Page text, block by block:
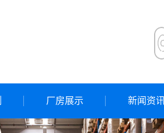
厂房展示 新闻资